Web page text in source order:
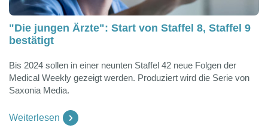
"Die jungen Ärzte": Start von Staffel 8, Staffel 9
bestätigt
Bis 2024 sollen in einer neunten Staffel 42 neue Folgen der
Medical Weekly gezeigt werden. Produziert wird die Serie von
Saxonia Media.
Weiterlesen